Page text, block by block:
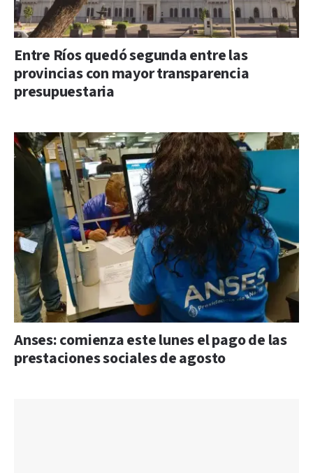
Entre Ríos quedó segunda entre las
provincias con mayor transparencia
presupuestaria
Anses: comienza este lunes el pago de las
prestaciones sociales de agosto